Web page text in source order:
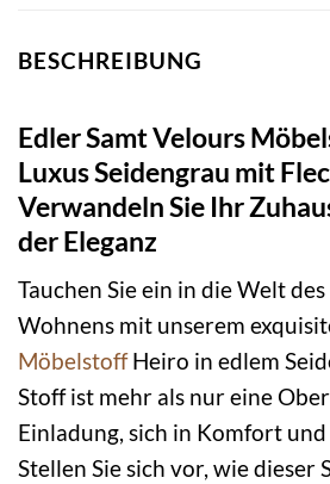
BESCHREIBUNG
Edler Samt Velours
Luxus Seidengrau mit
Verwandeln Sie Ihr
der Eleganz
Tauchen Sie ein in die Welt
Wohnens mit unserem
MöbelstoffHeiro in edlem
Stoff ist mehr als nur eine
Einladung, sich in Komfort
Stellen Sie sich vor, wie dieser